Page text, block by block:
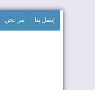
إتصل بنا من نحن